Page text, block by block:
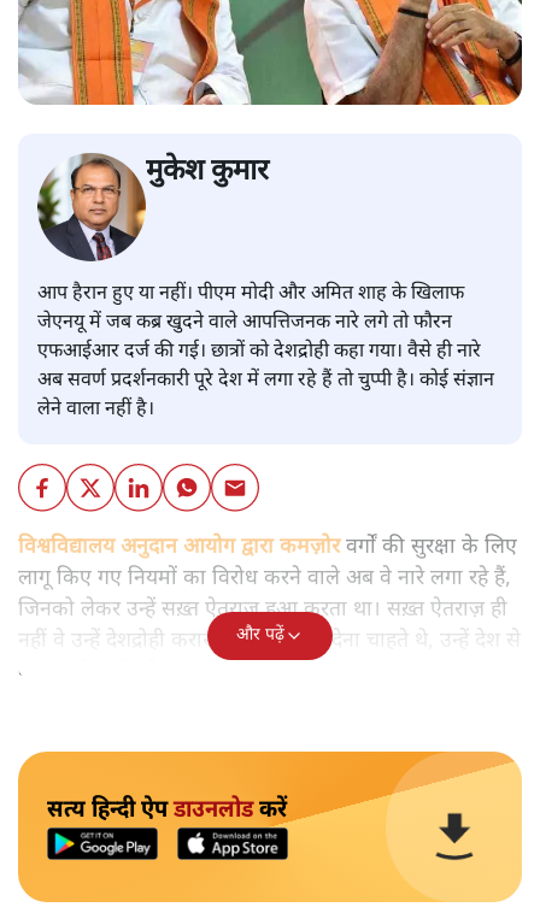
मुकेश कुमार
आप हैरान हुए या नहीं। पीएम मोदी और अमित शाह के खिलाफ
जेएनयू में जब कब्र खुदने वाले आपत्तिजनक नारे लगे तो फौरन
एफआईआर दर्ज की गई। छात्रों को देशद्रोही कहा गया। वैसे ही नारे
अब सवर्ण प्रदर्शनकारी पूरे देश में लगा रहे हैं तो चुप्पी है। कोई संज्ञान
लेने वाला नहीं है।
विश्वविद्यालय अनुदान आयोग द्वारा कमज़ोरवर्गों की सुरक्षा के लिए
लागू किए गए नियमों का विरोध करने वाले अब वे नारे लगा रहे हैं,
जिनको लेकर उन्हें सख़्त ऐतराज़ हुआ करता था। सख़्त ऐतराज़ ही
नहीं वे उन्हें देशद्रोही करार देकर जेल भेज देना चाहते थे, उन्हें देश से
बाहर चले जाने को कह रहे थे।
और पढ़ें
सत्य हिन्दी ऐपडाउनलोडकरें